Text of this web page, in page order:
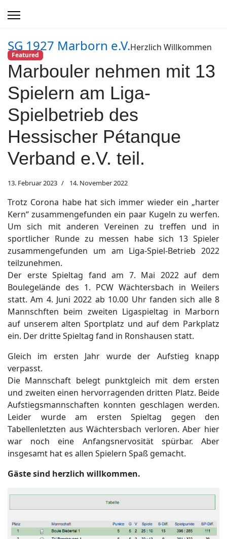
SG 1927 Marborn e.V.Herzlich Willkommen
Featured
Marbouler nehmen mit 13
Spielern am Liga-
Spielbetrieb des
Hessischer Pétanque
Verband e.V. teil.
13. Februar 2023 14. November 2022
Trotz Corona habe hat sich immer wieder ein „harter
Kern“ zusammengefunden ein paar Kugeln zu werfen.
Um sich mit anderen Vereinen zu treffen und in
sportlicher Runde zu messen habe sich 13 Spieler
zusammengefunden um am Liga-Spiel-Betrieb 2022
teilzunehmen.
Der erste Spieltag fand am 7. Mai 2022 auf dem
Boulegelände des 1. PCW Wächtersbach in Weilers
statt. Am 4. Juni 2022 ab 10.00 Uhr fanden sich alle 8
Mannschften beim zweiten Ligaspieltag in Marborn
auf unserem alten Sportplatz und auf dem Parkplatz
ein. Der dritte Spieltag fand in Ronshausen statt.
Gleich im ersten Jahr wurde der Aufstieg knapp
verpasst.
Die Mannschaft belegt punktgleich mit dem ersten
und zweiten einen hervorragenden dritten Platz. Beide
Aufstiegsmannschaften konnten geschlagen werden.
Leider wurde am ersten Spieltag gegen den
Tabellenletzten aus Wächtersbach verloren. Aber hier
war noch eine Anfangsnervosität spürbar. Aber
insgesamt hat es allen Spielern Spaß gemacht.
Gäste sind herzlich willkommen.
anzeigen